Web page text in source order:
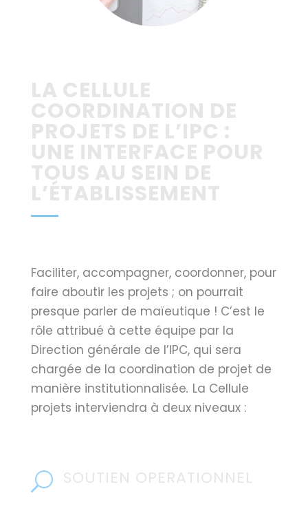
LA CELLULE
COORDINATION DE
PROJETS DE L’IPC :
UNE INTERFACE POUR
TOUS AU SEIN DE
L’ÉTABLISSEMENT
Faciliter, accompagner, coordonner, pour
faire aboutir les projets ; on pourrait
presque parler de maïeutique ! C’est le
rôle attribué à cette équipe par la
Direction générale de l’IPC, qui sera
chargée de la coordination de projet de
manière institutionnalisée. La Cellule
projets interviendra à deux niveaux :
U SOUTIEN OPERATIONNEL